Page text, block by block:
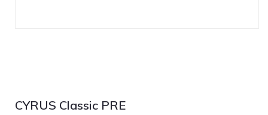
CYRUS Classic PRE